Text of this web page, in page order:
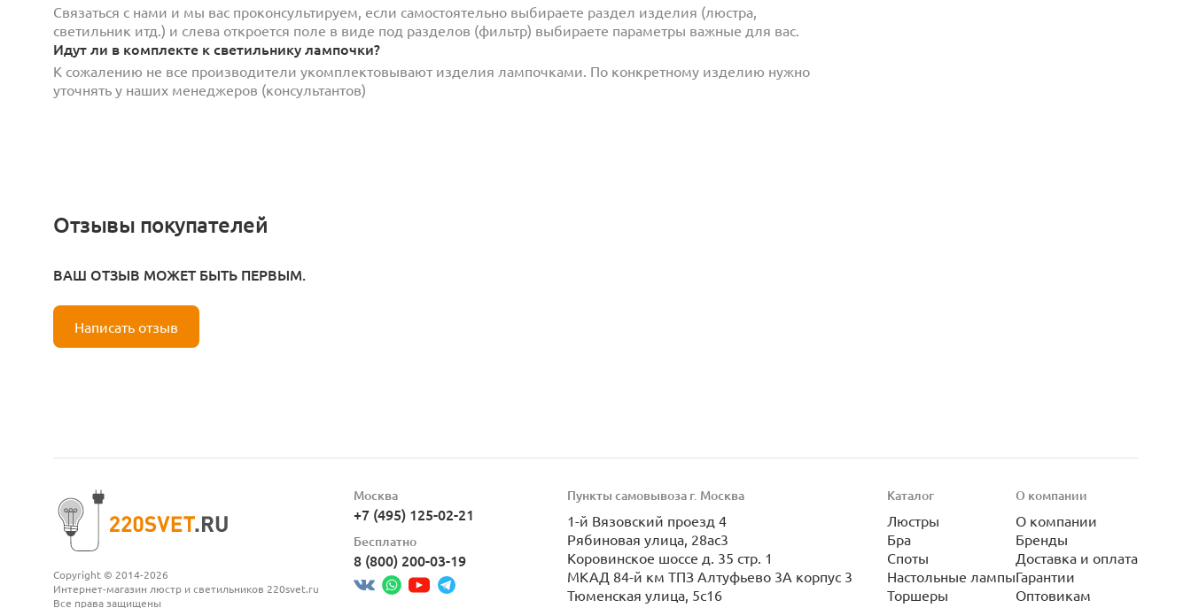
Связаться с нами и мы вас проконсультируем, если самостоятельно выбираете раздел изделия (люстра,
светильник итд.) и слева откроется поле в виде под разделов (фильтр) выбираете параметры важные для вас.
Идут ли в комплекте к светильнику лампочки?
К сожалению не все производители укомплектовывают изделия лампочками. По конкретному изделию нужно
уточнять у наших менеджеров (консультантов)
Отзывы покупателей
ВАШ ОТЗЫВ МОЖЕТ БЫТЬ ПЕРВЫМ.
Написать отзыв
Copyright © 2014-2026
Интернет-магазин люстр и светильников 220svet.ru
Все права защищены
Москва
+7 (495) 125-02-21
Бесплатно
8 (800) 200-03-19
Пункты самовывоза г. Москва
1-й Вязовский проезд 4
Рябиновая улица, 28ас3
Коровинское шоссе д. 35 стр. 1
МКАД 84-й км ТПЗ Алтуфьево 3А корпус 3
Тюменская улица, 5с16
Каталог
Люстры
Бра
Споты
Настольные лампы
Торшеры
О компании
О компании
Бренды
Доставка и оплата
Гарантии
Оптовикам